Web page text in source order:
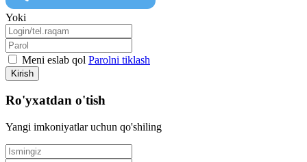
Yoki
Meni eslab qol Parolni tiklash
Kirish
Ro'yxatdan o'tish
Yangi imkoniyatlar uchun qo'shiling